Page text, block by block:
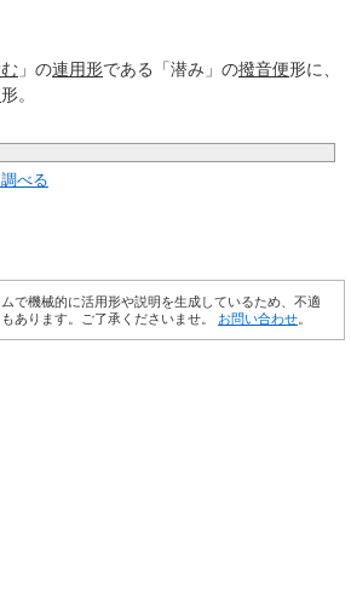
」の連用形である「潜み」の撥音便形に、
形。
べる
で機械的に活用形や説明を生成しているため、不適
あります。ご了承くださいませ。 お問い合わせ